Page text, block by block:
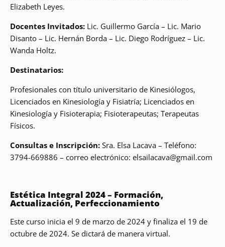
Elizabeth Leyes.
Docentes Invitados: Lic. Guillermo García – Lic. Mario
Disanto – Lic. Hernán Borda – Lic. Diego Rodríguez – Lic.
Wanda Holtz.
Destinatarios:
Profesionales con título universitario de Kinesiólogos,
Licenciados en Kinesiología y Fisiatría; Licenciados en
Kinesiología y Fisioterapia; Fisioterapeutas; Terapeutas
Físicos.
Consultas e Inscripción: Sra. Elsa Lacava – Teléfono:
3794-669886 – correo electrónico: elsailacava@gmail.com
Estética Integral 2024 – Formación,
Actualización, Perfeccionamiento
Este curso inicia el 9 de marzo de 2024 y finaliza el 19 de
octubre de 2024. Se dictará de manera virtual.